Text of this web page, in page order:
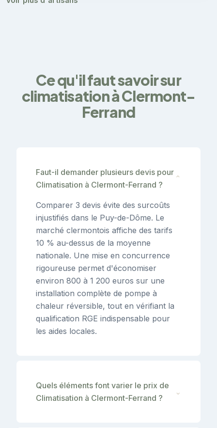
Ce qu'il faut savoir sur
climatisation à Clermont-
Ferrand
Faut-il demander plusieurs devis pour
Climatisation à Clermont-Ferrand ?
⌄
Comparer 3 devis évite des surcoûts
injustifiés dans le Puy-de-Dôme. Le
marché clermontois affiche des tarifs
10 % au-dessus de la moyenne
nationale. Une mise en concurrence
rigoureuse permet d'économiser
environ 800 à 1 200 euros sur une
installation complète de pompe à
chaleur réversible, tout en vérifiant la
qualification RGE indispensable pour
les aides locales.
Quels éléments font varier le prix de
Climatisation à Clermont-Ferrand ?
⌄